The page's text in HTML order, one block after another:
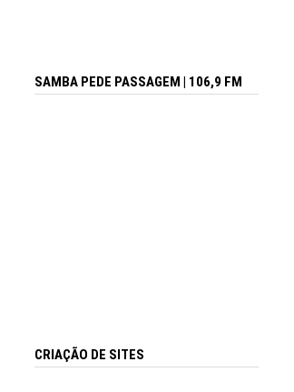
SAMBA PEDE PASSAGEM | 106,9 FM
CRIAÇÃO DE SITES